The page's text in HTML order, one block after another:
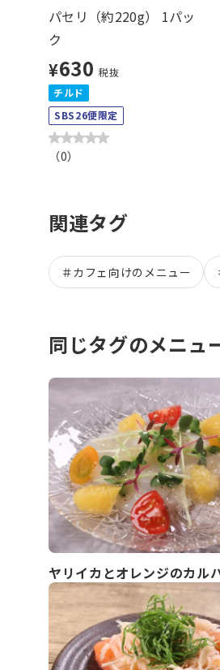
パセリ（約220g） 1パッ
ク
¥630 税抜
チルド
SBS26便限定
（0）
関連タグ
＃カフェ向けのメニュー
同じタグのメニュ
ヤリイカとオレンジのカル